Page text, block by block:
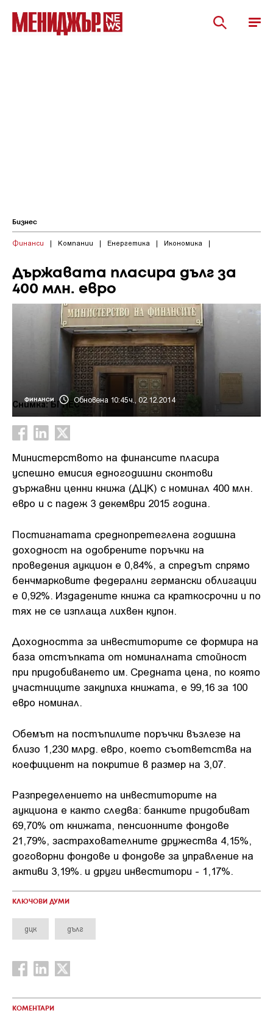
Бизнес
Финанси | Компании | Енергетика | Икономика |
Държавата пласира дълг за
400 млн. евро
ФИНАНСИ Обновена 10:45ч., 02.12.2014
Снимка: БГНЕС
Министерството на финансите пласира
успешно емисия едногодишни сконтови
държавни ценни книжа (ДЦК) с номинал 400 млн.
евро и с падеж 3 декември 2015 година.
Постигнатата среднопретеглена годишна
доходност на одобрените поръчки на
проведения аукцион е 0,84%, а спредът спрямо
бенчмарковите федерални германски облигации
е 0,92%. Издадените книжа са краткосрочни и по
тях не се изплаща лихвен купон.
Доходността за инвеститорите се формира на
база отстъпката от номиналната стойност
при придобиването им. Средната цена, по която
участниците закупиха книжата, е 99,16 за 100
евро номинал.
Обемът на постъпилите поръчки възлезе на
близо 1,230 млрд. евро, което съответства на
коефициент на покритие в размер на 3,07.
Разпределението на инвеститорите на
аукциона е както следва: банките придобиват
69,70% от книжата, пенсионните фондове
21,79%, застрахователните дружества 4,15%,
договорни фондове и фондове за управление на
активи 3,19%. и други инвеститори - 1,17%.
КЛЮЧОВИ ДУМИ
дцк дълг
КОМЕНТАРИ